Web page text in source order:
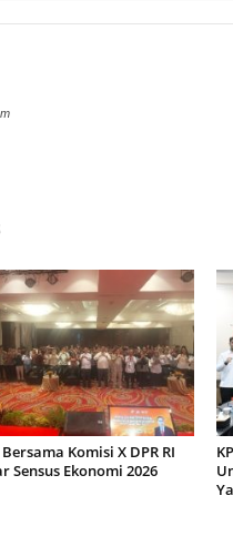
Bersama Komisi X DPR RI
Sensus Ekonomi 2026